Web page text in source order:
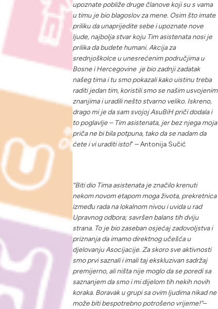
upoznate pobliže druge članove koji su s vama
u timu je bio blagoslov za mene. Osim što imate
priliku da unaprijedite sebe i upoznate nove
ljude, najbolja stvar koju Tim asistenata nosi je
prilika da budete humani. Akcija za
srednjoškolce u unesrećenim područjima u
Bosne i Hercegovine je bio zadnji zadatak
našeg tima i tu smo pokazali kako uistinu treba
raditi jedan tim, koristili smo se našim usvojenim
znanjima i uradili nešto stvarno veliko. Iskreno,
drago mi je da sam svojoj AsuBiH priči dodala i
to poglavlje – Tim asistenata, jer bez njega moja
priča ne bi bila potpuna, tako da se nadam da
ćete i vi uraditi isto!”– Antonija Sučić
“Biti dio Tima asistenata je značilo krenuti
nekom novom etapom moga života, prekretnica
između rada na lokalnom nivou i uvida u rad
Upravnog odbora; savršen balans tih dviju
strana. To je bio zaseban osjećaj zadovoljstva i
priznanja da imamo direktnog učešća u
djelovanju Asocijacije. Za skoro sve aktivnosti
smo prvi saznali i imali taj ekskluzivan sadržaj
premijerno, ali ništa nije moglo da se poredi sa
saznanjem da smo i mi dijelom tih nekih novih
koraka. Boravak u grupi sa ovim ljudima nikad ne
može biti bespotrebno potrošeno vrijeme!”–